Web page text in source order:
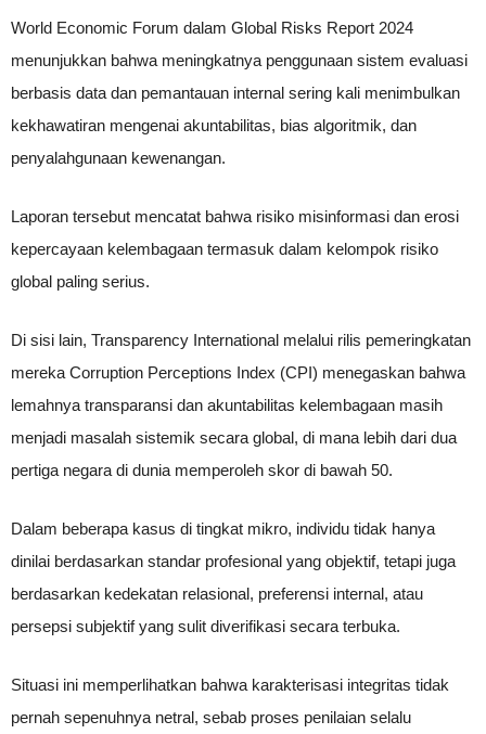
World Economic Forum dalam Global Risks Report 2024
menunjukkan bahwa meningkatnya penggunaan sistem evaluasi
berbasis data dan pemantauan internal sering kali menimbulkan
kekhawatiran mengenai akuntabilitas, bias algoritmik, dan
penyalahgunaan kewenangan.
Laporan tersebut mencatat bahwa risiko misinformasi dan erosi
kepercayaan kelembagaan termasuk dalam kelompok risiko
global paling serius.
Di sisi lain, Transparency International melalui rilis pemeringkatan
mereka Corruption Perceptions Index (CPI) menegaskan bahwa
lemahnya transparansi dan akuntabilitas kelembagaan masih
menjadi masalah sistemik secara global, di mana lebih dari dua
pertiga negara di dunia memperoleh skor di bawah 50.
Dalam beberapa kasus di tingkat mikro, individu tidak hanya
dinilai berdasarkan standar profesional yang objektif, tetapi juga
berdasarkan kedekatan relasional, preferensi internal, atau
persepsi subjektif yang sulit diverifikasi secara terbuka.
Situasi ini memperlihatkan bahwa karakterisasi integritas tidak
pernah sepenuhnya netral, sebab proses penilaian selalu